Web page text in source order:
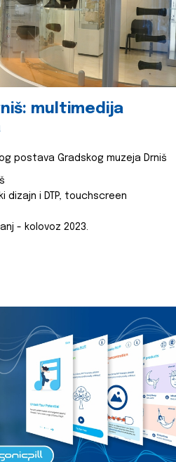
multimedija
postava Gradskog muzeja Drniš
dizajn i DTP, touchscreen
- kolovoz 2023.